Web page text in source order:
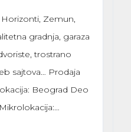
Zemun,
gradnja, garaza
trostrano
sajtova… Prodaja
Beograd Deo